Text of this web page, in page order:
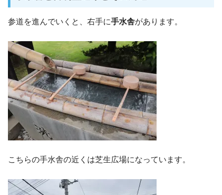
参道を進んでいくと、右手に手水舎があります。
こちらの手水舎の近くは芝生広場になっています。